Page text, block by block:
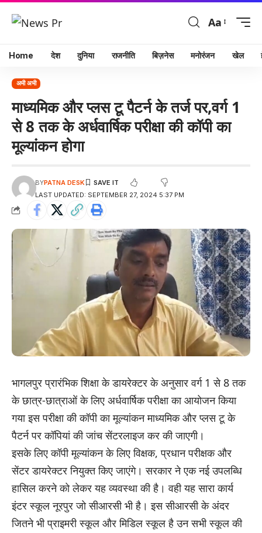
Aa
Home देश दुनिया राजनीति बिज़नेस मनोरंजन खेल
अभी अभी
माध्यमिक और प्लस टू पैटर्न के तर्ज पर,वर्ग 1
से 8 तक के अर्धवार्षिक परीक्षा की कॉपी का
मूल्यांकन होगा
LAST UPDATED: SEPTEMBER 27, 2024 5:37 PM
BYPATNA DESK
भागलपुर प्रारंभिक शिक्षा के डायरेक्टर के अनुसार वर्ग 1 से 8 तक
के छात्र-छात्राओं के लिए अर्धवार्षिक परीक्षा का आयोजन किया
गया इस परीक्षा की कॉपी का मूल्यांकन माध्यमिक और प्लस टू के
पैटर्न पर कॉपियां की जांच सेंटरलाइज कर की जाएगी।
इसके लिए कॉपी मूल्यांकन के लिए विक्षक, प्रधान परीक्षक और
सेंटर डायरेक्टर नियुक्त किए जाएंगे। सरकार ने एक नई उपलब्धि
हासिल करने को लेकर यह व्यवस्था की है। वही यह सारा कार्य
इंटर स्कूल नूरपुर जो सीआरसी भी है। इस सीआरसी के अंदर
जितने भी प्राइमरी स्कूल और मिडिल स्कूल है उन सभी स्कूल की